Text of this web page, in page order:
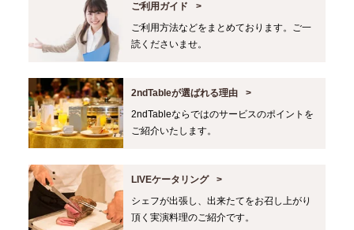
ご利用ガイド
ご利用方法などをまとめております。ご一
読くださいませ。
2ndTableが選ばれる理由
2ndTableならではのサービスのポイントを
ご紹介いたします。
LIVEケータリング
シェフが出張し、出来たてをお召し上がり
頂く実演料理のご紹介です。